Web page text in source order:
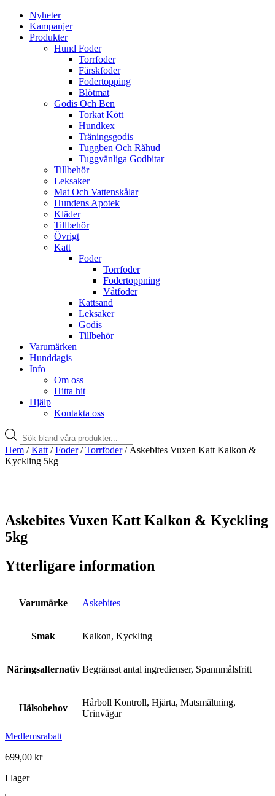
Nyheter
Kampanjer
Produkter
Hund Foder
Torrfoder
Färskfoder
Fodertopping
Blötmat
Godis Och Ben
Torkat Kött
Hundkex
Träningsgodis
Tuggben Och Råhud
Tuggvänliga Godbitar
Tillbehör
Leksaker
Mat Och Vattenskålar
Hundens Apotek
Kläder
Tillbehör
Övrigt
Katt
Foder
Torrfoder
Fodertoppning
Våtfoder
Kattsand
Leksaker
Godis
Tillbehör
Varumärken
Hunddagis
Info
Om oss
Hitta hit
Hjälp
Kontakta oss
Products
search
Hem /Katt /Foder/Torrfoder/ Askebites Vuxen Katt Kalkon &
Kyckling 5kg
Askebites Vuxen Katt Kalkon & Kyckling
5kg
Ytterligare information
Varumärke Askebites
Smak Kalkon, Kyckling
Näringsalternativ Begränsat antal ingredienser, Spannmålsfritt
Hälsobehov
Hårboll Kontroll, Hjärta, Matsmältning,
Urinvägar
Medlemsrabatt
699,00 kr
I lager